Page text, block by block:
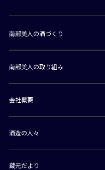
南部美人の酒づくり
南部美人の取り組み
会社概要
酒造の人々
蔵元だより